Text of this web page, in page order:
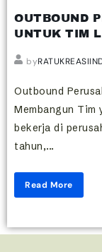
OUTBOUND
UNTUK TIM
by
Outbound
Membangun Tim
bekerja di
tahun,...
Read More